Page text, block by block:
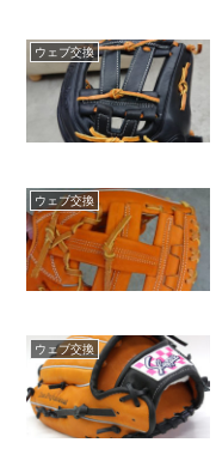
ウェブ交換
ウェブ交換
ウェブ交換